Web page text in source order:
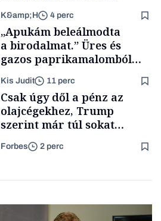
K&amp;H 4 perc
„Apukám beleálmodta
a birodalmat.” Üres és
gazos paprikamalomból
fűszersztori
Kis Judit 11 perc
Csak úgy dől a pénz az
olajcégekhez, Trump
szerint már túl sokat
Forbes 2 perc